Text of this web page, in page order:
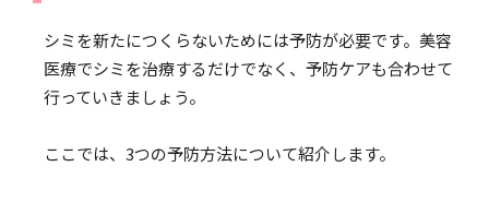
シミを新たにつくらないためには予防が必要です。美容
医療でシミを治療するだけでなく、予防ケアも合わせて
行っていきましょう。
ここでは、3つの予防方法について紹介します。